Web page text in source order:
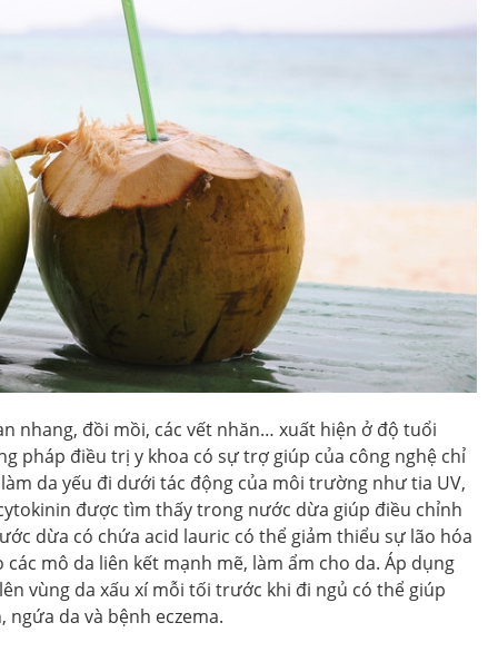
nhang, đồi mồi, các vết nhăn… xuất hiện ở độ tuổi
pháp điều trị y khoa có sự trợ giúp của công nghệ chỉ
da yếu đi dưới tác động của môi trường như tia UV,
được tìm thấy trong nước dừa giúp điều chỉnh
dừa có chứa acid lauric có thể giảm thiểu sự lão hóa
mô da liên kết mạnh mẽ, làm ẩm cho da. Áp dụng
vùng da xấu xí mỗi tối trước khi đi ngủ có thể giúp
da và bệnh eczema.